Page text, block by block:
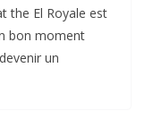
the El Royale est
bon moment
un